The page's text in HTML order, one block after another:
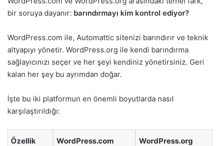
bir soruya dayanır: barındırmayı kim kontrol ediyor?
WordPress.com ile, Automattic sitenizi barındırır ve teknik
altyapıyı yönetir. WordPress.org ile kendi barındırma
sağlayıcınızı seçer ve her şeyi kendiniz yönetirsiniz. Geri
kalan her şey bu ayrımdan doğar.
İşte bu iki platformun en önemli boyutlarda nasıl
karşılaştırıldığı:
Özellik WordPress.com WordPress.org